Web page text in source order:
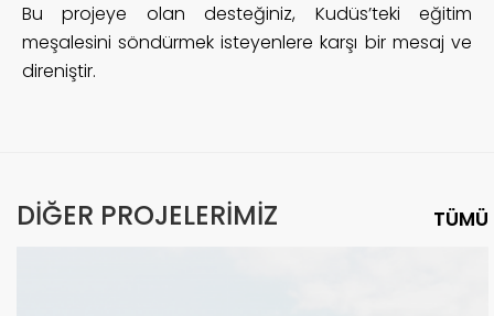
Bu projeye olan desteğiniz, Kudüs’teki eğitim
meşalesini söndürmek isteyenlere karşı bir mesaj ve
direniştir.
DİĞER PROJELERİMİZ TÜMÜ